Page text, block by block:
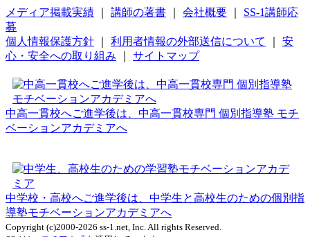
メディア掲載実績 講師の著書 会社概要
SS-1講師応
募
個人情報保護方針
利用者情報の外部送信について
安
心・安全への取り組み
サイトマップ
中高一貫校へご進学後は、中高一貫校専門 個別指導塾 モチ
ベーションアカデミアへ
中学校・高校へご進学後は、中学生と高校生のための個別指
導塾モチベーションアカデミアへ
Copyright (c)2000-2026 ss-1.net, Inc. All rights Reserved.